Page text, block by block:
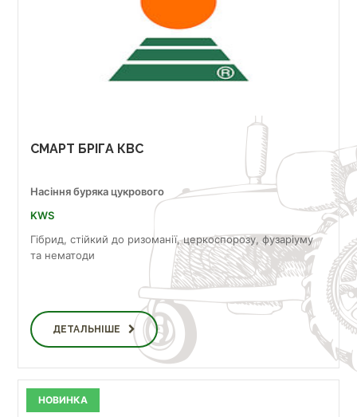
СМАРТ БРІГА КВС
Насіння буряка цукрового
KWS
Гібрид, стійкий до ризоманії, церкоспорозу, фузаріуму
та нематоди
ДЕТАЛЬНІШЕ
НОВИНКА